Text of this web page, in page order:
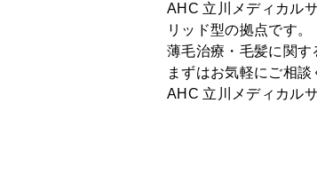
AHC 立川
メディカル
リッド型の拠点です。
薄毛治療・毛髪に関
まずはお気軽にご相談
AHC 立川
メディカル